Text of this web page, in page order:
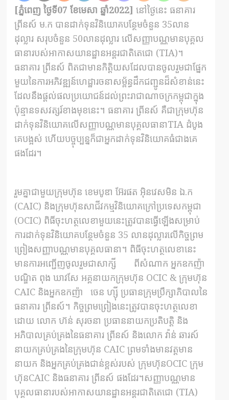
[ភ្នំពេញ ថ្ងៃទី07 ខែមេសា ឆ្នាំ2022] នៅថ្ងៃនេះ ធនាគារ
ព្រីនស៍ ម.ក បានដាក់ទុនវិនិយោគបន្ថែមចំនួន 35លាន
ដុល្លារ សរុបចំនួន 50លានដុល្លារ លើសញ្ញាបណ្ណមានបុគ្គល
ធានារបស់អាកាសយានដ្ឋានអន្តរជាតិតេជោ (TIA)។
ធនាគារ ព្រីនស៍ ពិតជាមានកិត្តិយសដែលបានចូលរួមជាផ្នែក
មួយនៃការអភិវឌ្ឍន៍ហេដ្ឋារចនាសម្ព័ន្ធដឹកជញ្ជូនដ៏សំខាន់នេះ
ដែលនឹងផ្តល់ផលប្រយោជន៍ដល់ព្រះរាជាណាចក្រកម្ពុជាក្នុង
ប៉ុន្មានទសវត្សរ៍ខាងមុខនេះ។ ធនាគារ ព្រីនស៍ គឺជាក្រុមហ៊ុន
ដាក់ទុនវិនិយោគលើសញ្ញាបណ្ណមានបុគ្គលធានាTIA ដំបូង
គេបង្អស់ ហើយបច្ចុប្បន្នក៏ជាអ្នកដាក់ទុនវិនិយោគធំជាងគេ
ផងដែរ។​
រួមគ្នាជាមួយក្រុមហ៊ុន ខេមបូឌា អ៊ែរផត អ៊ិនវេសមិន ឯ.ក
(CAIC) និងក្រុមហ៊ុនសាជីវកម្មវិនិយោគក្រៅប្រទេសកម្ពុជា
(OCIC) ពិធីចុះហត្ថលេខាមួយនេះត្រូវបានធ្វើឡើងសម្រាប់
ការដាក់ទុនវិនិយោគបន្ថែមចំនួន 35 លានដុល្លារលើកិច្ចព្រម
ព្រៀងសញ្ញាបណ្ណមានបុគ្គលធានា។ ពិធីចុះហត្ថលេខានេះ
មានការអញ្ជើញចូលរួមជាសាក្សី ពីសំណាក អ្នកឧកញ៉ា
បណ្ឌិត ពុង ឃាវសែ អគ្គនាយកក្រុមហ៊ុន OCIC & ក្រុមហ៊ុន
CAIC និងអ្នកឧកញ៉ា ចេន ហ្ស៊ី ប្រធានក្រុមប្រឹក្សាភិបាលនៃ
ធនាគារ ព្រីនស៍។ កិច្ច​ព្រម​ព្រៀង​នេះ​ត្រូវ​បាន​ចុះ​ហត្ថលេខា​
ដោយ លោក ហ៊ន់​ សុរចនា ​ប្រធាន​នាយក​ប្រតិបត្តិ និង
អភិបាល​គ្រប់​គ្រង​នៃធនាគារ ព្រីនស៍ និងលោក វ៉ាន់ ឆារស៍
នាយកគ្រប់គ្រងនៃក្រុមហ៊ុន CAIC ព្រមទាំងមានវត្តមាន
នាយក និងអ្នកគ្រប់គ្រងជាន់ខ្ពស់របស់ ក្រុមហ៊ុនOCIC​ ក្រុម
ហ៊ុនCAIC និងធនាគារ​ ព្រីនស៍ ផងដែរ។សញ្ញាបណ្ណមាន
បុគ្គលធានារបស់អាកាសយានដ្ឋានអន្តរជាតិតេជោ​ (TIA)